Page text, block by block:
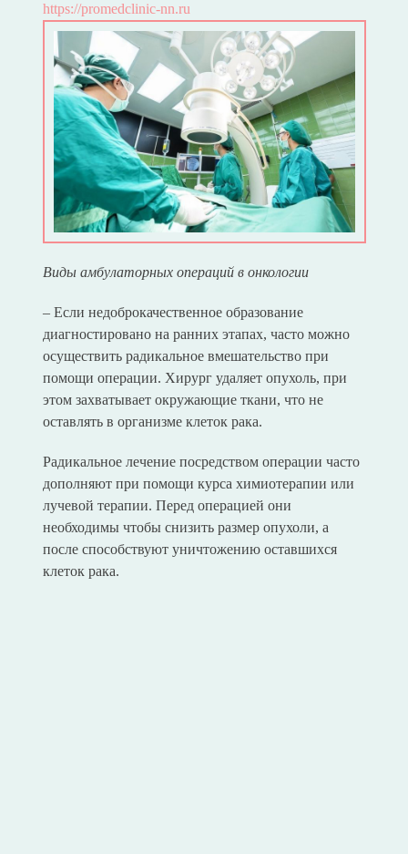
https://promedclinic-nn.ru
Виды амбулаторных операций в онкологии
– Если недоброкачественное образование
диагностировано на ранних этапах, часто можно
осуществить радикальное вмешательство при
помощи операции. Хирург удаляет опухоль, при
этом захватывает окружающие ткани, что не
оставлять в организме клеток рака.
Радикальное лечение посредством операции часто
дополняют при помощи курса химиотерапии или
лучевой терапии. Перед операцией они
необходимы чтобы снизить размер опухоли, а
после способствуют уничтожению оставшихся
клеток рака.